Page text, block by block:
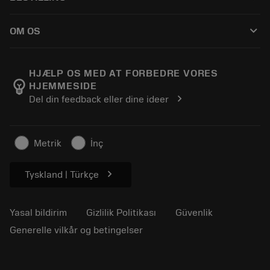
Distribütörler ve uzmanlar
Sipariş
Siparişinizi takip edin
Fiyat teklifi oluşturun
OM OS keyboard_arrow_down
Manufacturing Wellness
Kariyer
Sürdürülebilir iş modeli
Basın için
emoji_objects
HJÆLP OS MED AT FORBEDRE VORES
HJEMMESIDE
Del din feedback eller dine ideer
chevron_right
Metrik İnç
Tyskland | Türkçe chevron_right
Yasal bildirim Gizlilik Politikası
Güvenlik
Generelle vilkår og betingelser